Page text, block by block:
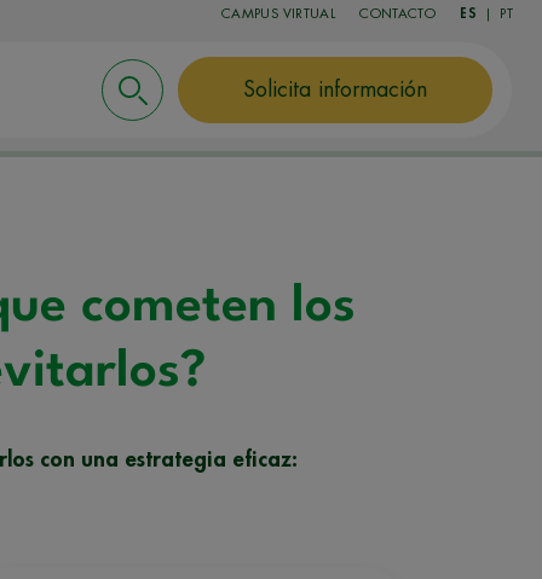
CAMPUS VIRTUAL CONTACTO ES PT
Solicita información
cometen los
con una estrategia eficaz: